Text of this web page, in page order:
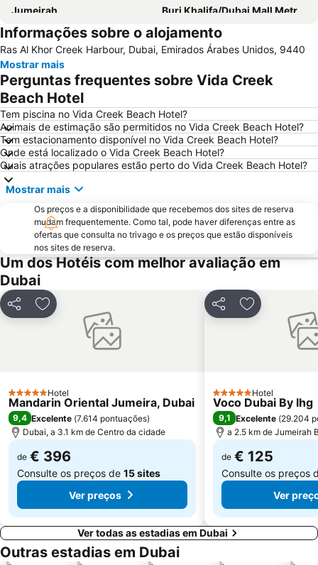
Jumeirah
Burj Khalifa/Dubai Mall Metro Station
Dubai World Trade Centre
Al Barsha Dubai
Business Bay
Dubai Festival City
Deira City Centre Metro Station
Sheikh Zayed Road
Deira City Center Mall
Bur Dubai
Burj KhalifaDubai Mall Metro Station
Dubai Metro
Al Rigga
Dubai Creek
GULFOOD EXHIBITION
Airport Terminal 3 Metro Station
Al Qusais
Sharjah City Center
DMCC Metro Station
DUBAI INTERNATIONAL BOAT SHOW
Business Bay Metro Station
Mall of the Emirates
Dubai Marina Mall
World Trade Centre Metro Station
Dubai Aquarium & Underwater Zoo
Dubai Media City
Al Maktoum International Airport
The Dubai Fountain
Wild Wadi Waterpark
Souk Madinat Jumeirah
Dubai Investment Park
Dubai Tennis Stadium
Oud Metha
Nadd Al Shiba
Informações sobre o alojamento
Ras Al Khor Creek Harbour, Dubai, Emirados Árabes Unidos, 9440
Mostrar mais
Perguntas frequentes sobre Vida Creek
Beach Hotel
Tem piscina no Vida Creek Beach Hotel?
Animais de estimação são permitidos no Vida Creek Beach Hotel?
Tem estacionamento disponível no Vida Creek Beach Hotel?
Onde está localizado o Vida Creek Beach Hotel?
Quais atrações populares estão perto do Vida Creek Beach Hotel?
Mostrar mais
Os preços e a disponibilidade que recebemos dos sites de reserva
mudam frequentemente. Como tal, pode haver diferenças entre as
ofertas que consulta no trivago e os preços que estão disponíveis
nos sites de reserva.
Um dos Hotéis com melhor avaliação em
Dubai
PartilharAdicionar aos favoritos
5 EstrelasHotel
Mandarin Oriental Jumeira, Dubai
9,4 Excelente (7.614 pontuações)
Dubai, a 3.1 km de Centro da cidade
de € 396
Consulte os preços de 15 sites
Ver preços
PartilharAdicionar
5 EstrelasHotel
Voco Dubai By Ihg
9,1 Excelente (29.204
a 2.5 km de Jumeirah
de € 125
Consulte os preços
Ver
Ver todas as estadias em Dubai
Outras estadias em Dubai